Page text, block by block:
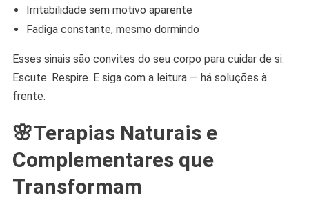
Irritabilidade sem motivo aparente
Fadiga constante, mesmo dormindo
Esses sinais são convites do seu corpo para cuidar de si.
Escute. Respire. E siga com a leitura — há soluções à
frente.
🌸Terapias Naturais e
Complementares que
Transformam